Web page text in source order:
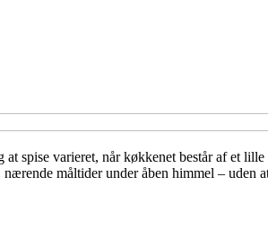
spise varieret, når køkkenet består af et lille
måltider under åben himmel – uden